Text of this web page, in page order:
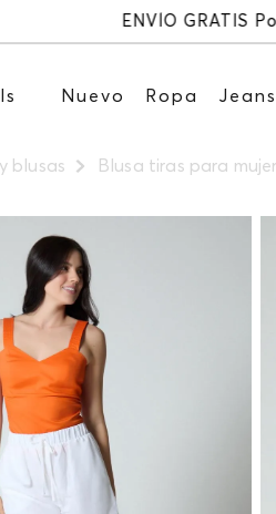
Nuevo Ropa
blusas Blusa tiras para